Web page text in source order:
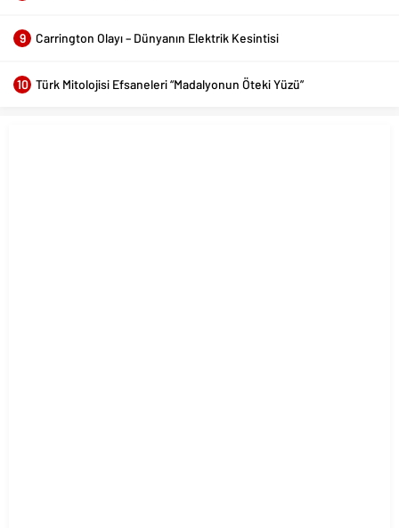
9 Carrington Olayı – Dünyanın Elektrik Kesintisi
10 Türk Mitolojisi Efsaneleri “Madalyonun Öteki Yüzü”